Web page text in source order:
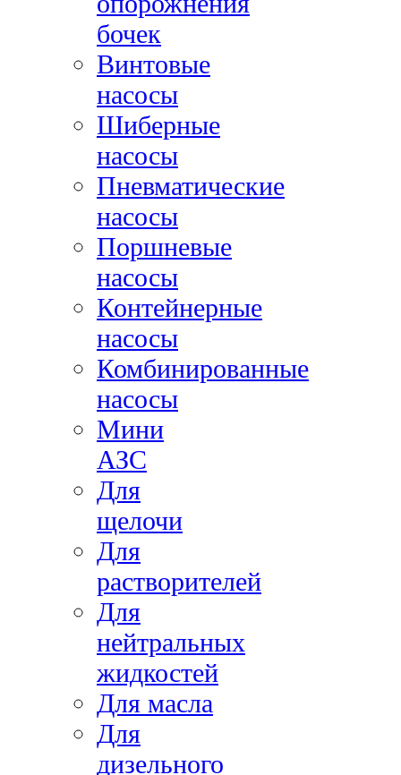
бочек
Винтовые
насосы
Шиберные
насосы
Пневматические
насосы
Поршневые
насосы
Контейнерные
насосы
Комбинированные
насосы
Мини
АЗС
Для
щелочи
Для
растворителей
Для
нейтральных
жидкостей
Для масла
Для
дизельного